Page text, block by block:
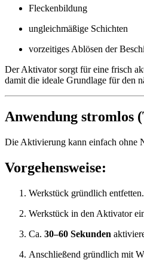
Fleckenbildung
ungleichmäßige Schichten
vorzeitiges Ablösen der
Der Aktivator sorgt für eine frisch
damit die ideale Grundlage für den
Anwendung stromlos
Die Aktivierung kann einfach ohne
Vorgehensweise:
Werkstück gründlich entfetten.
Werkstück in den Aktivator
Ca. 30–60 Sekunden
Anschließend gründlich mit